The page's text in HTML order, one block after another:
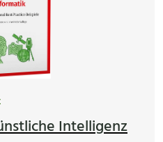
Intelligenz